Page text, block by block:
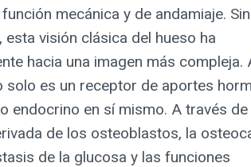
mecánica y de andamiaje. Sin
visión clásica del hueso ha
hacia una imagen más compleja.
solo es un receptor de aportes
endocrino en sí mismo. A través de
de los osteoblastos, la
de la glucosa y las funciones